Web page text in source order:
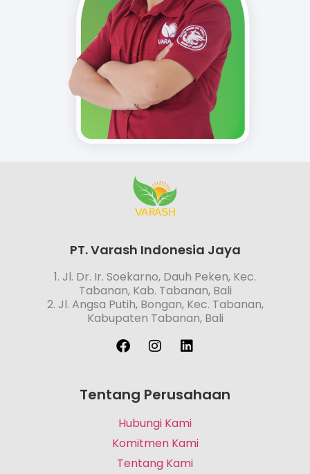
PT. Varash Indonesia Jaya
1. Jl. Dr. Ir. Soekarno, Dauh Peken, Kec.
Tabanan, Kab. Tabanan, Bali
2. Jl. Angsa Putih, Bongan, Kec. Tabanan,
Kabupaten Tabanan, Bali
Tentang Perusahaan
Hubungi Kami
Komitmen Kami
Tentang Kami